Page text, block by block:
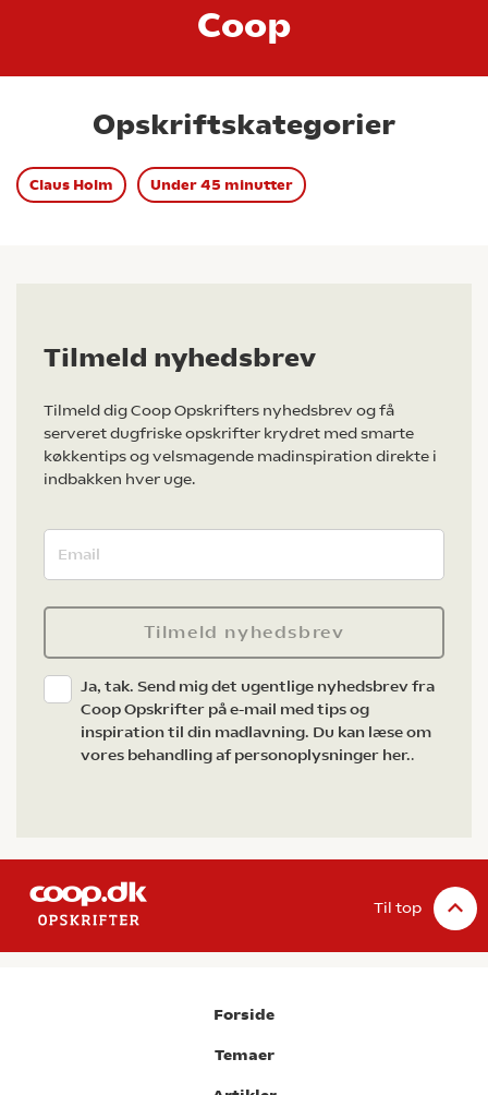
Coop
Opskriftskategorier
Claus Holm Under 45 minutter
Tilmeld nyhedsbrev
Tilmeld dig Coop Opskrifters nyhedsbrev og få
serveret dugfriske opskrifter krydret med smarte
køkkentips og velsmagende madinspiration direkte i
indbakken hver uge.
Tilmeld nyhedsbrev
Ja, tak. Send mig det ugentlige nyhedsbrev fra
Coop Opskrifter på e-mail med tips og
inspiration til din madlavning. Du kan læse om
vores behandling af personoplysninger her..
Til top
Forside
Temaer